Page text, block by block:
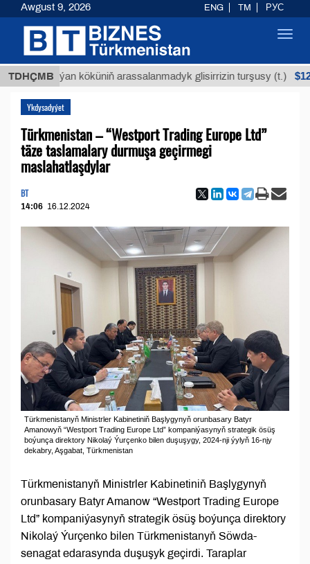
TDHÇMB
Buýan köküniň arassalanmadyk glisirrizin turşusy (t.) $12935,18
Ykdysadyýet
Türkmenistan – “Westport Trading Europe Ltd”
täze taslamalary durmuşa geçirmegi
maslahatlaşdylar
BT
14:06 16.12.2024
Türkmenistanyň Ministrler Kabinetiniň Başlygynyň orunbasary Batyr
Amanowyň “Westport Trading Europe Ltd” kompaniýasynyň strategik ösüş
boýunça direktory Nikolaý Ýurçenko bilen duşuşygy, 2024-nji ýylyň 16-njy
dekabry, Aşgabat, Türkmenistan
Türkmenistanyň Ministrler Kabinetiniň Başlygynyň
orunbasary Batyr Amanow “Westport Trading Europe
Ltd” kompaniýasynyň strategik ösüş boýunça direktory
Nikolaý Ýurçenko bilen Türkmenistanyň Söwda-
senagat edarasynda duşuşyk geçirdi. Taraplar
Awgust 9, 2026 ENG TM РУС